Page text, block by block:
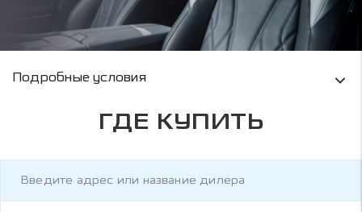
Условия кредитования и информация о
Подробные условия
ГДЕ КУПИТЬ